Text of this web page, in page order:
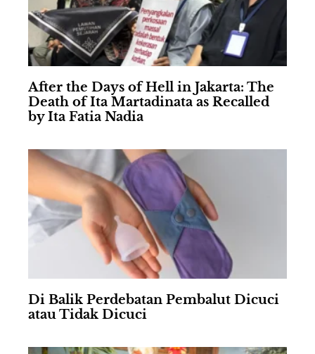
After the Days of Hell in Jakarta: The
Death of Ita Martadinata as Recalled
by Ita Fatia Nadia
Di Balik Perdebatan Pembalut Dicuci
atau Tidak Dicuci